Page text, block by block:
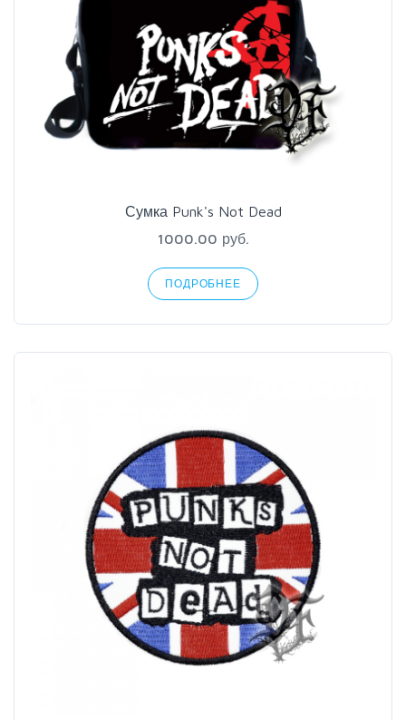
Сумка Punk's Not Dead
1000.00 руб.
ПОДРОБНЕЕ